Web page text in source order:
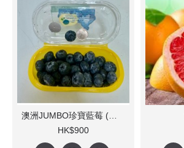
HK$900